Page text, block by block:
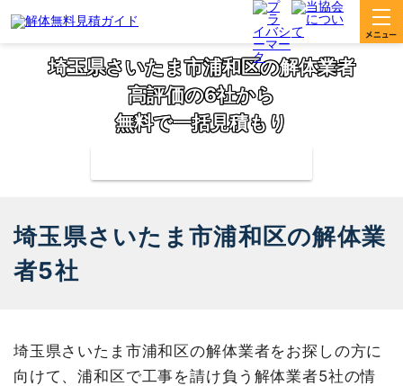
埼玉県さいたま市浦和区の解体業者
高評価の6社から
無料で一括見積もり
埼玉県さいたま市浦和区の解体業
者5社
埼玉県さいたま市浦和区の解体業者をお探しの方に
向けて、浦和区で工事を請け負う解体業者5社の情